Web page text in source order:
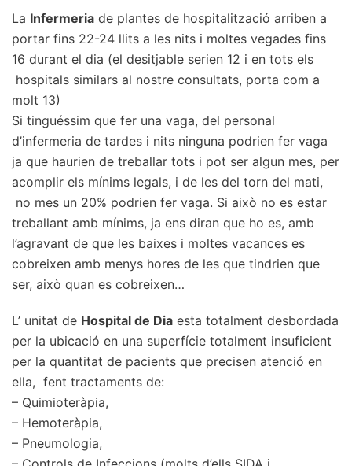
La Infermeria de plantes de hospitalització arriben a
portar fins 22-24 llits a les nits i moltes vegades fins
16 durant el dia (el desitjable serien 12 i en tots els
hospitals similars al nostre consultats, porta com a
molt 13)
Si tinguéssim que fer una vaga, del personal
d’infermeria de tardes i nits ninguna podrien fer vaga
ja que haurien de treballar tots i pot ser algun mes, per
acomplir els mínims legals, i de les del torn del mati,
no mes un 20% podrien fer vaga. Si això no es estar
treballant amb mínims, ja ens diran que ho es, amb
l’agravant de que les baixes i moltes vacances es
cobreixen amb menys hores de les que tindrien que
ser, això quan es cobreixen…
L’ unitat de Hospital de Dia esta totalment desbordada
per la ubicació en una superfície totalment insuficient
per la quantitat de pacients que precisen atenció en
ella, fent tractaments de:
– Quimioteràpia,
– Hemoteràpia,
– Pneumologia,